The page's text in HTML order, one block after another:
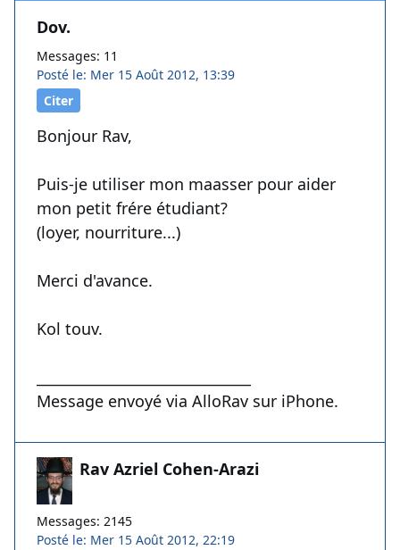
Dov.
Messages: 11
Posté le: Mer 15 Août 2012, 13:39
Citer
Bonjour Rav,
Puis-je utiliser mon maasser pour aider
mon petit frére étudiant?
(loyer, nourriture...)
Merci d'avance.
Kol touv.
Message envoyé via AlloRav sur iPhone.
Rav Azriel Cohen-Arazi
Messages: 2145
Posté le: Mer 15 Août 2012, 22:19